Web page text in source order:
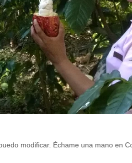
modificar. Échame una mano en